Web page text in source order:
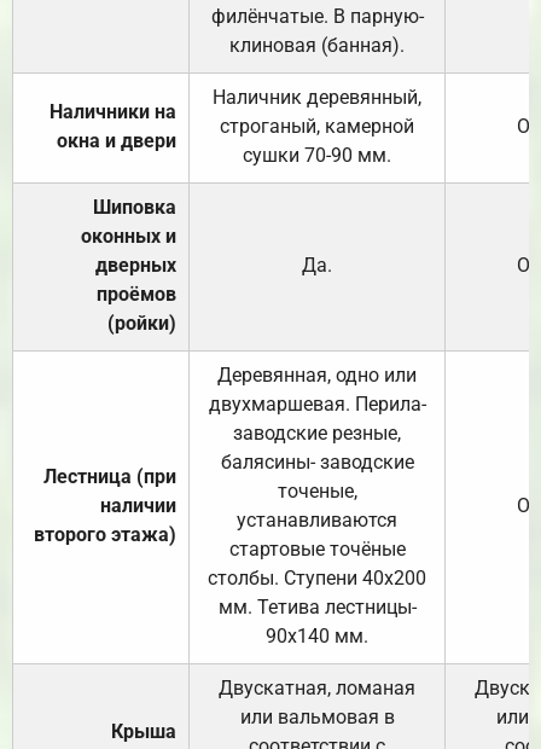
филёнчатые. В парную-
клиновая (банная).
Наличники на
окна и двери
Наличник деревянный,
строганый, камерной
сушки 70-90 мм.
Шиповка
оконных и
дверных
проёмов
(ройки)
Да.
Лестница (при
наличии
второго этажа)
Деревянная, одно или
двухмаршевая. Перила-
заводские резные,
балясины- заводские
точеные,
устанавливаются
стартовые точёные
столбы. Ступени 40х200
мм. Тетива лестницы-
90х140 мм.
Крыша
Двускатная, ломаная
или вальмовая в
или